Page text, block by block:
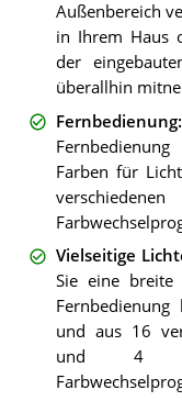
Außenbereich
in Ihrem Haus
der
überallhin
Fernbedienung
Farben für
Vielseitige
Sie eine breite
und aus 16
und 4